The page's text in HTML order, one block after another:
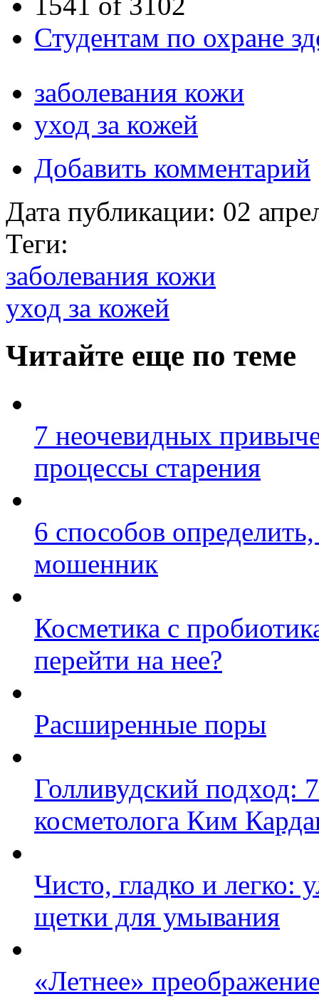
Студентам по охране
заболевания кожи
уход за кожей
Добавить комментарий
Дата публикации: 02
Теги:
заболевания кожи
уход за кожей
Читайте еще по теме
7 неочевидных
процессы старения
6 способов
мошенник
Косметика с
перейти на нее?
Расширенные поры
Голливудский подход:
косметолога Ким
Чисто, гладко и легко:
щетки для умывания
«Летнее»